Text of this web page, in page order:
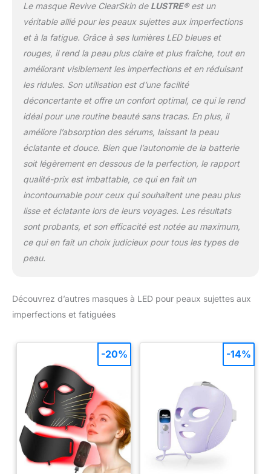
Le masque Revive ClearSkin de LUSTRE®est un
véritable allié pour les peaux sujettes aux imperfections
et à la fatigue. Grâce à ses lumières LED bleues et
rouges, il rend la peau plus claire et plus fraîche, tout en
améliorant visiblement les imperfections et en réduisant
les ridules. Son utilisation est d’une facilité
déconcertante et offre un confort optimal, ce qui le rend
idéal pour une routine beauté sans tracas. En plus, il
améliore l’absorption des sérums, laissant la peau
éclatante et douce. Bien que l’autonomie de la batterie
soit légèrement en dessous de la perfection, le rapport
qualité-prix est imbattable, ce qui en fait un
incontournable pour ceux qui souhaitent une peau plus
lisse et éclatante lors de leurs voyages. Les résultats
sont probants, et son efficacité est notée au maximum,
ce qui en fait un choix judicieux pour tous les types de
peau.
Découvrez d’autres masques à LED pour peaux sujettes aux
imperfections et fatiguées
-20% -14%